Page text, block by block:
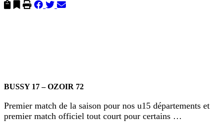
BUSSY 17 – OZOIR 72
Premier match de la saison pour nos u15 départements et
premier match officiel tout court pour certains …